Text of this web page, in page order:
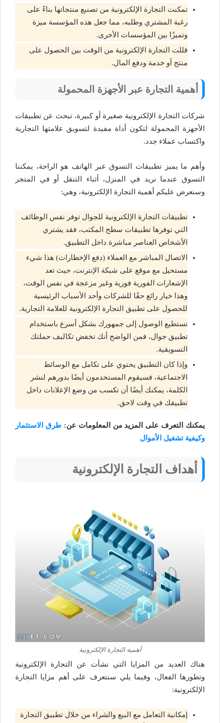
تمكنت التجارة الإلكترونية من تصنيع منتجاتها بناءً على
رغبة المشتري وطلبه، مما جعل هذه المؤسسة ميزة
وتميزًا بين المؤسسات الأخرى.
قللت التجارة الإلكترونية من الوقت بين الحصول على
منتج أو خدمة ودفع المال.
أهمية التجارة عبر الأجهزة المحمولة
شركات التجارة الإلكترونية صغيرة أو كبيرة، تبحث عن تطبيقات
الأجهزة المحمولة لتكون أداة مفيدة لتسويق علامتها التجارية
واكتساب عملاء جدد.
وأهم ما يميز تطبيقات التسوق عبر الهاتف هو الراحة، يمكننا
التسوق عندما نريد في المنزل، أثناء التنقل أو في المتجر
وسنعرض عليكم أهمية التجارة الإلكترونية، وهي:
تطبيقات التجارة الإلكترونية للجوال توفر نفس الوظائف
التي توفرها تطبيقات سطح المكتب، فقد يشتري
الأشخاص العناصر مباشرة داخل التطبيق.
الاتصال المباشر مع العملاء (دفع الإخطارات) هذا شيء
مستحيل مع موقع على شبكة الإنترنت، حيث تعد
الإشعارات الفورية فورية وغير مزعجة في نفس الوقت،
وهذا خيار رائع حقًا للشركات وأحد الأسباب الرئيسية
للحصول على تطبيق التجارة الإلكترونية للعلامة التجارية.
تستطيع الوصول إلى جمهورك بشكل أسرع باستخدام
تطبيق جوال، فمن الواضح أنك تخفض تكاليف حملتك
التسويقية.
وإذا كان التطبيق يحتوي على تكامل مع الوسائط
الاجتماعية، فسيقوم المستخدمون أيضًا بدورهم لنشر
الكلمة، يمكنك أيضًا أن تكسب من وضع الإعلانات داخل
تطبيقك في وقت لاحق.
يمكنك التعرف على المزيد من المعلومات عن:طرق الاستثمار
وكيفية تشغيل الأموال
أهداف التجارة الإلكترونية
أهمية التجارة الإلكترونية
هناك العديد من المزايا التي نشأت عن التجارة الإلكترونية
وتطورها الفعال، وفيما يلي سنتعرف على أهم مزايا التجارة
الإلكترونية:
إمكانية التعامل مع البيع والشراء من خلال تطبيق التجارة